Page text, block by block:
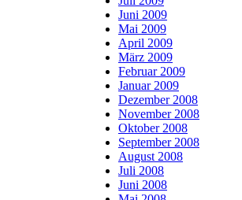
Juni 2009
Mai 2009
April 2009
März 2009
Februar 2009
Januar 2009
Dezember 2008
November 2008
Oktober 2008
September 2008
August 2008
Juli 2008
Juni 2008